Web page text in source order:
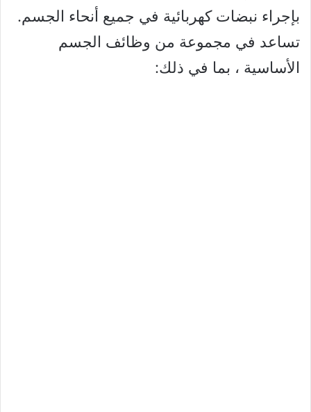
بإجراء نبضات كهربائية في جميع أنحاء الجسم.
تساعد في مجموعة من وظائف الجسم
الأساسية ، بما في ذلك: